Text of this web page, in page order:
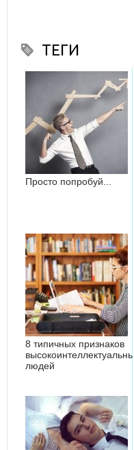
ТЕГИ
Просто попробуй...
8 типичных признаков
людей